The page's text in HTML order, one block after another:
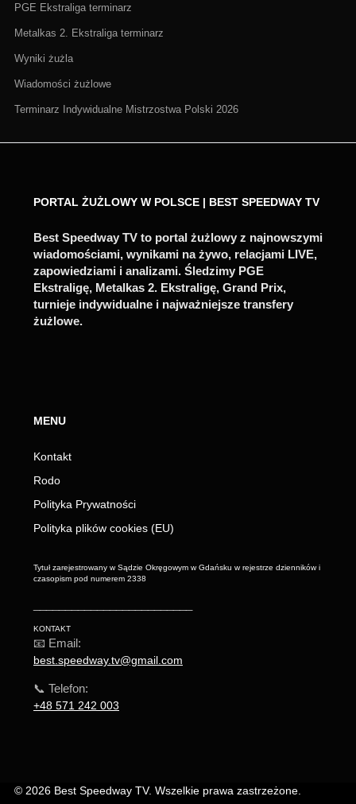
PGE Ekstraliga terminarz
Metalkas 2. Ekstraliga terminarz
Wyniki żużla
Wiadomości żużlowe
Terminarz Indywidualne Mistrzostwa Polski 2026
PORTAL ŻUŻLOWY W POLSCE | BEST SPEEDWAY TV
Best Speedway TV to portal żużlowy z najnowszymi
wiadomościami, wynikami na żywo, relacjami LIVE,
zapowiedziami i analizami. Śledzimy PGE
Ekstraligę, Metalkas 2. Ekstraligę, Grand Prix,
turnieje indywidualne i najważniejsze transfery
żużlowe.
MENU
Kontakt
Rodo
Polityka Prywatności
Polityka plików cookies (EU)
Tytuł zarejestrowany w Sądzie Okręgowym w Gdańsku w rejestrze dzienników i
czasopism pod numerem 2338
KONTAKT
📧 Email:
best.speedway.tv@gmail.com
📞 Telefon:
+48 571 242 003
© 2026 Best Speedway TV. Wszelkie prawa zastrzeżone.